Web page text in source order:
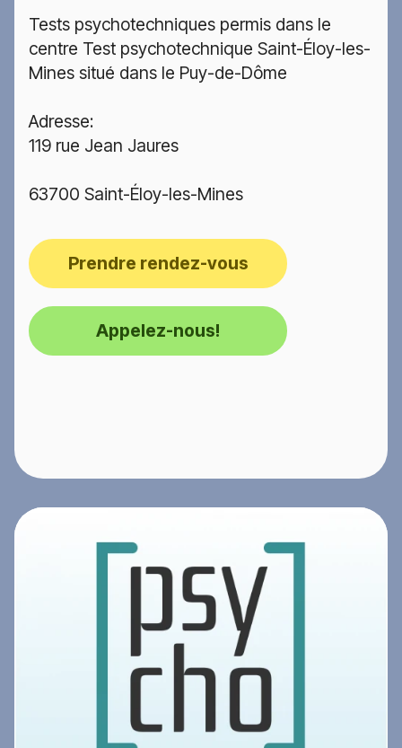
Tests psychotechniques permis dans le
centre Test psychotechnique Saint-Éloy-les-
Mines situé dans le Puy-de-Dôme
Adresse:
119 rue Jean Jaures
63700 Saint-Éloy-les-Mines
Prendre rendez-vous
Appelez-nous!